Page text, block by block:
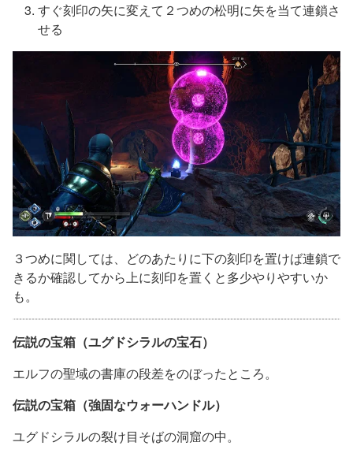
すぐ刻印の矢に変えて２つめの松明に矢を当て連鎖さ
せる
３つめに関しては、どのあたりに下の刻印を置けば連鎖で
きるか確認してから上に刻印を置くと多少やりやすいか
も。
伝説の宝箱（ユグドシラルの宝石）
エルフの聖域の書庫の段差をのぼったところ。
伝説の宝箱（強固なウォーハンドル）
ユグドシラルの裂け目そばの洞窟の中。